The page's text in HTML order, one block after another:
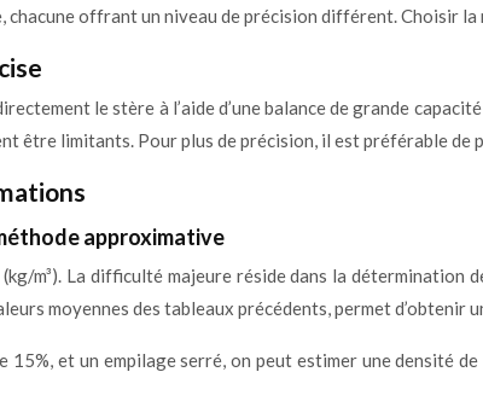
chacune offrant un niveau de précision différent. Choisir
le stère à l’aide d’une balance de grande
être limitants. Pour plus de précision, il est préférable de
approximative
m³). La difficulté majeure réside dans la détermination
moyennes des tableaux précédents, permet d’obtenir
15%, et un empilage serré, on peut estimer une densité